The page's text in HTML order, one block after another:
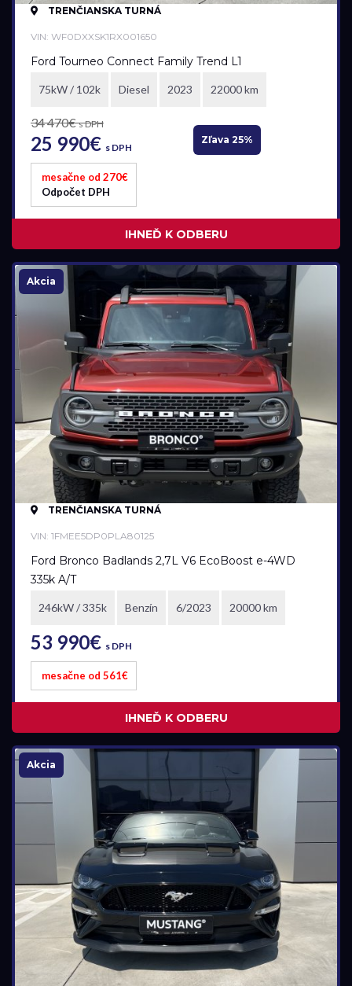
Ford
Model
Pobočka
Bratislava
Trenčianska Turná
Akciová ponuka
Benzín
Benzín+LPG
Diesel
Elektromobil
Hybrid
Plugin hybrid
Prevodovka
Automatická
Automatická – bezstupňová
Manuálna
Najazdené kilometre
0 km
58 185 km
Cena
25 990 €
53 990 €
TRENČIANSKA TURNÁ
VIN: WF0DXXSK1RX001650
Ford Tourneo Connect Family Trend L1
75kW / 102k Diesel 2023 22000 km
34 470€s DPH
25 990€ s DPH
Zľava 25%
mesačne od 270€
Odpočet DPH
IHNEĎ K ODBERU
Akcia
TRENČIANSKA TURNÁ
VIN: 1FMEE5DP0PLA80125
Ford Bronco Badlands 2,7L V6 EcoBoost e-4WD
335k A/T
246kW / 335k Benzín 6/2023 20000 km
53 990€ s DPH
mesačne od 561€
IHNEĎ K ODBERU
Akcia